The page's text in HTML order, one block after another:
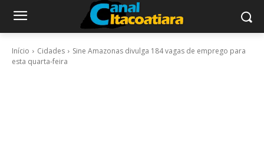
Início Cidades
Sine Amazonas divulga 184 vagas de emprego para
esta quarta-feira